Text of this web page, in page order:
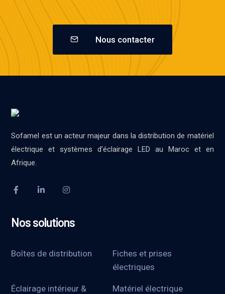
Nous contacter
Sofamel est un acteur majeur dans la distribution de matériel
électrique et systèmes d’éclairage LED au Maroc et en
Afrique.
Nos solutions
Boîtes de distribution
Fiches et prises
électriques
Éclairage intérieur &
Matériel électrique